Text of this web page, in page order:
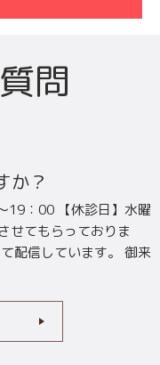
問
か？
：00 【休診日】水曜
せてもらっておりま
配信しています。 御来